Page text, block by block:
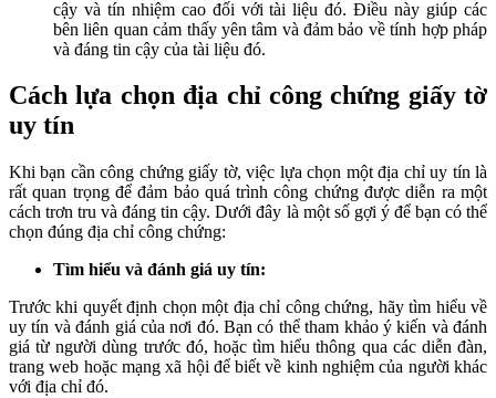
cậy và tín nhiệm cao đối với tài liệu đó. Điều này giúp các
bên liên quan cảm thấy yên tâm và đảm bảo về tính hợp pháp
và đáng tin cậy của tài liệu đó.
Cách lựa chọn địa chỉ công chứng giấy tờ
uy tín
Khi bạn cần công chứng giấy tờ, việc lựa chọn một địa chỉ uy tín là
rất quan trọng để đảm bảo quá trình công chứng được diễn ra một
cách trơn tru và đáng tin cậy. Dưới đây là một số gợi ý để bạn có thể
chọn đúng địa chỉ công chứng:
Tìm hiểu và đánh giá uy tín:
Trước khi quyết định chọn một địa chỉ công chứng, hãy tìm hiểu về
uy tín và đánh giá của nơi đó. Bạn có thể tham khảo ý kiến và đánh
giá từ người dùng trước đó, hoặc tìm hiểu thông qua các diễn đàn,
trang web hoặc mạng xã hội để biết về kinh nghiệm của người khác
với địa chỉ đó.